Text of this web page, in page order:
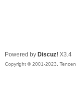
Powered by Discuz! X3.4
Copyright © 2001-2023,